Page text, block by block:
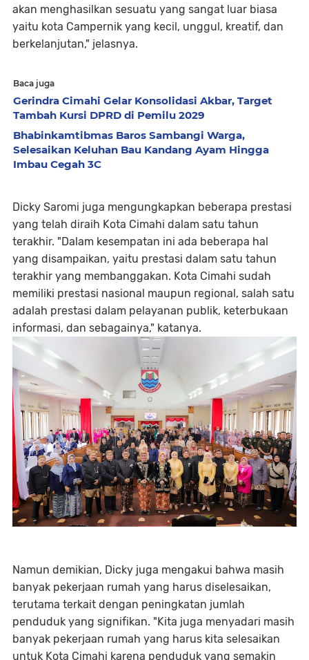
akan menghasilkan sesuatu yang sangat luar biasa
yaitu kota Campernik yang kecil, unggul, kreatif, dan
berkelanjutan," jelasnya.
Baca juga
Gerindra Cimahi Gelar Konsolidasi Akbar, Target
Tambah Kursi DPRD di Pemilu 2029
Bhabinkamtibmas Baros Sambangi Warga,
Selesaikan Keluhan Bau Kandang Ayam Hingga
Imbau Cegah 3C
Dicky Saromi juga mengungkapkan beberapa prestasi
yang telah diraih Kota Cimahi dalam satu tahun
terakhir. "Dalam kesempatan ini ada beberapa hal
yang disampaikan, yaitu prestasi dalam satu tahun
terakhir yang membanggakan. Kota Cimahi sudah
memiliki prestasi nasional maupun regional, salah satu
adalah prestasi dalam pelayanan publik, keterbukaan
informasi, dan sebagainya," katanya.
Namun demikian, Dicky juga mengakui bahwa masih
banyak pekerjaan rumah yang harus diselesaikan,
terutama terkait dengan peningkatan jumlah
penduduk yang signifikan. "Kita juga menyadari masih
banyak pekerjaan rumah yang harus kita selesaikan
untuk Kota Cimahi karena penduduk yang semakin